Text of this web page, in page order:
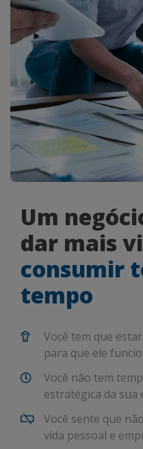
Um
dar mais
consumir
tempo
Você tem que
para que ele
Você não tem
estratégica da sua
Você sente que
vida pessoal e